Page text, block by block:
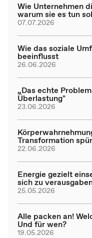
Wie Unternehmen
warum sie es tun
07.07.2026
Wie das soziale
beeinflusst
26.06.2026
„Das echte
Überlastung"
23.06.2026
Transformation
22.06.2026
Energie gezielt
sich zu
25.05.2026
Alle packen an!
Und für wen?
19.05.2026